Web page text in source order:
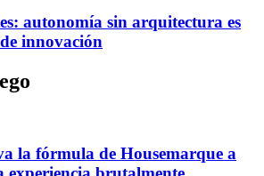
autonomía sin arquitectura es
innovación
la fórmula de Housemarque a